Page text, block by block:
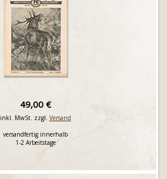
49,00 €
inkl. MwSt. zzgl. Versand
versandfertig innerhalb
1-2 Arbeitstage